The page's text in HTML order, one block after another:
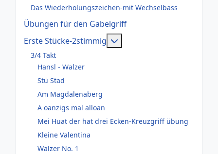
Das Wiederholungszeichen-mit Wechselbass
Übungen für den Gabelgriff
Erste Stücke-2stimmig
3/4 Takt
Hansl - Walzer
Stü Stad
Am Magdalenaberg
A oanzigs mal alloan
Mei Huat der hat drei Ecken-Kreuzgriff übung
Kleine Valentina
Walzer No. 1